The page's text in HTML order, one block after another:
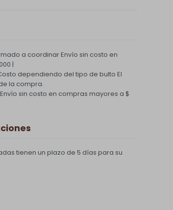
a coordinarEnvío sin costo en
|
dependiendo del tipo de bulto El
la compra.
Envío sin costo en compras mayores a $
tienen un plazo de 5 días para su